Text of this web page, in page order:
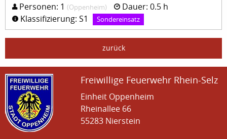
Personen: 1 (Oppenheim)
Dauer: 0.5 h
Klassifizierung: S1
Sondereinsatz
zurück
Freiwillige Feuerwehr Rhein-Selz
Einheit Oppenheim
Rheinallee 66
55283 Nierstein